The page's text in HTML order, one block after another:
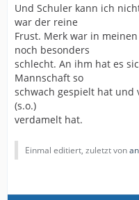
Und Schuler kann ich
war der reine
Frust. Merk war in
noch besonders
schlecht. An ihm hat es
Mannschaft so
schwach gespielt hat und
(s.o.)
verdamelt hat.
Einmal editiert, zuletzt von